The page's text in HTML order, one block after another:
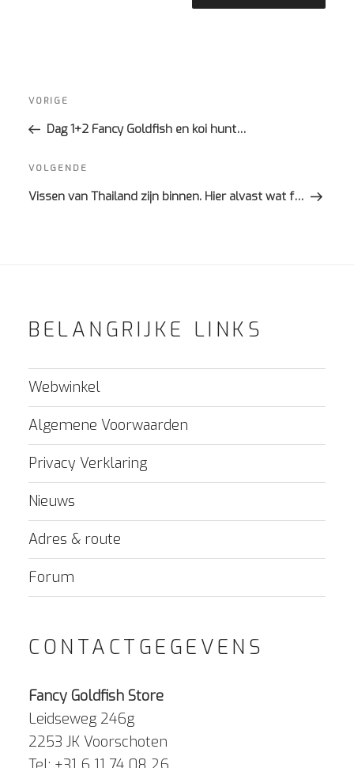
navigatie
Vorig
bericht
VORIGE
Dag 1+2 Fancy Goldfish en koi hunt…
Volgend
bericht
VOLGENDE
Vissen van Thailand zijn binnen. Hier alvast wat f…
BELANGRIJKE LINKS
Webwinkel
Algemene Voorwaarden
Privacy Verklaring
Nieuws
Adres & route
Forum
CONTACTGEGEVENS
Fancy Goldfish Store
Leidseweg 246g
2253 JK Voorschoten